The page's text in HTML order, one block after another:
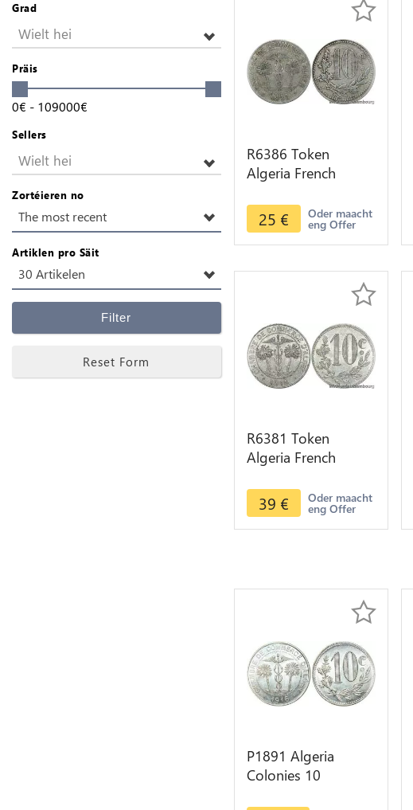
Grad
Wielt hei
Präis
0€ - 109000€
Sellers
Wielt hei
Zortéieren no
The most recent
Artiklen pro Säit
30 Artikelen
Filter
Reset Form
R6386 Token
Algeria French
Centimes Chambre
Commerce 1921
Alger
25 € Oder maacht
eng Offer
R6381 Token
Algeria French
Centimes Chambre
Commerce 1916
Alger AU
39 € Oder maacht
eng Offer
P1891 Algeria
Colonies 10